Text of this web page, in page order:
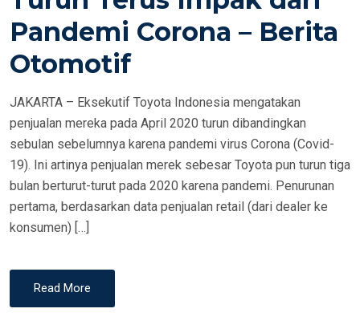
E
D
Pandemi Corona – Berita
Otomotif
JAKARTA – Eksekutif Toyota Indonesia mengatakan
penjualan mereka pada April 2020 turun dibandingkan
sebulan sebelumnya karena pandemi virus Corona (Covid-
19). Ini artinya penjualan merek sebesar Toyota pun turun tiga
bulan berturut-turut pada 2020 karena pandemi. Penurunan
pertama, berdasarkan data penjualan retail (dari dealer ke
konsumen) […]
Read More